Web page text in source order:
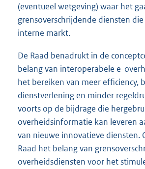
(eventueel wetgeving) waar het
grensoverschrijdende diensten
interne markt.
De Raad benadrukt in de
belang van interoperabele e-
het bereiken van meer efficiency,
dienstverlening en minder
voorts op de bijdrage die
overheidsinformatie kan leveren
van nieuwe innovatieve diensten.
Raad het belang van
overheidsdiensten voor het